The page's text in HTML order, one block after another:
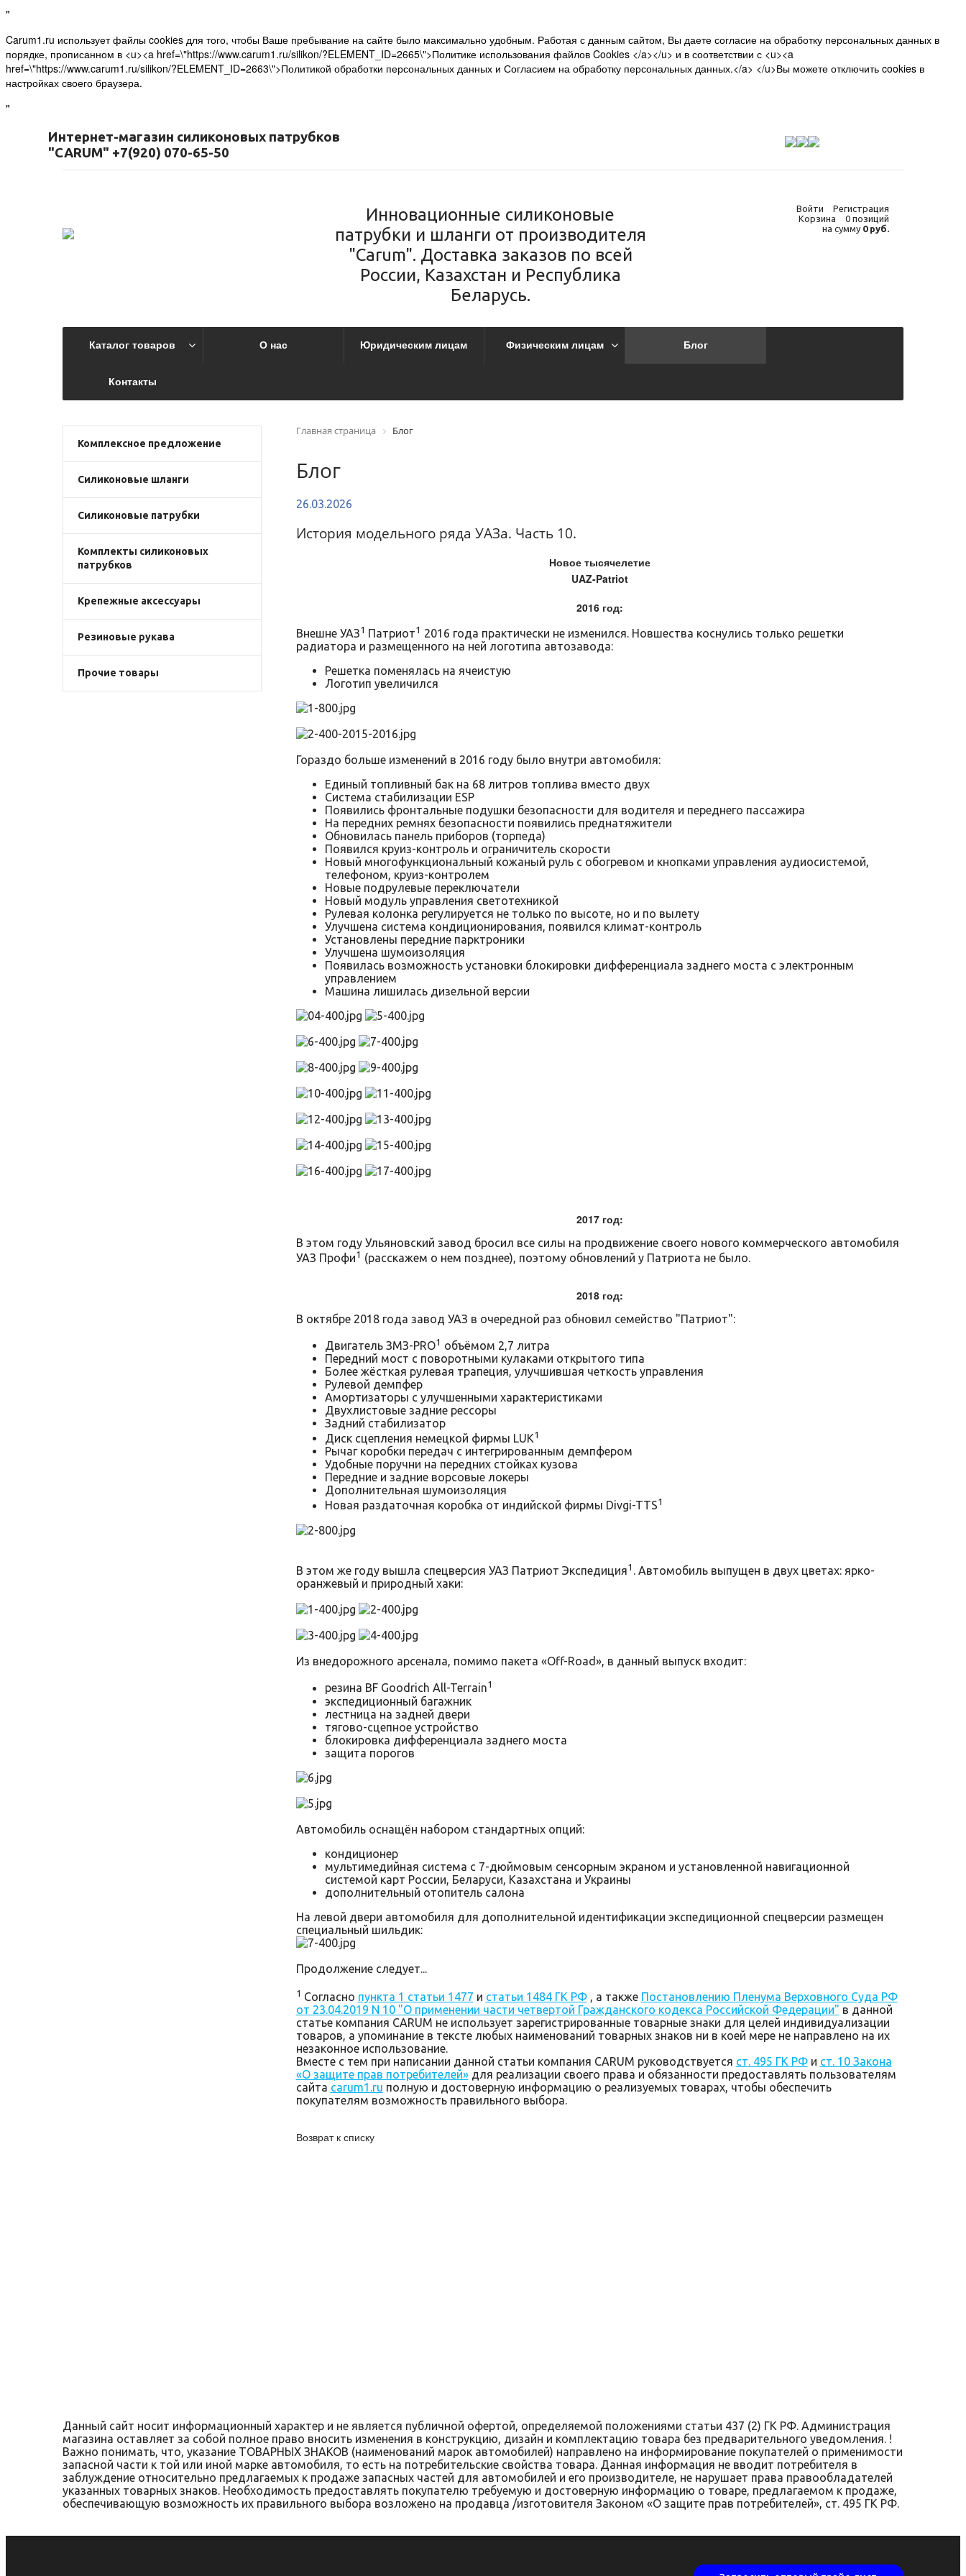
"
Carum1.ru использует файлы cookies для того, чтобы Ваше пребывание на сайте было максимально удобным. Работая с данным сайтом, Вы даете согласие на обработку персональных данных в
порядке, прописанном в <u><a href=\"https://www.carum1.ru/silikon/?ELEMENT_ID=2665\">Политике использования файлов Cookies </a></u> и в соответствии с <u><a
href=\"https://www.carum1.ru/silikon/?ELEMENT_ID=2663\">Политикой обработки персональных данных и Согласием на обработку персональных данных.</a> </u>Вы можете отключить cookies в
настройках своего браузера.
"
Интернет-магазин силиконовых патрубков
"CARUM" +7(920) 070-65-50
Инновационные силиконовые
патрубки и шланги от производителя
"Carum". Доставка заказов по всей
России, Казахстан и Республика
Беларусь.
Войти
Регистрация
Корзина
0 позиций
на сумму 0 руб.
Каталог товаров О нас Юридическим лицам Физическим лицам Блог
Контакты
Комплексное предложение
Силиконовые шланги
Силиконовые патрубки
Комплекты силиконовых
патрубков
Крепежные аксессуары
Резиновые рукава
Прочие товары
Главная страница Блог
Блог
26.03.2026
История модельного ряда УАЗа. Часть 10.
Новое тысячелетие
UAZ-Patriot
2016 год:
Внешне УАЗ1 Патриот1 2016 года практически не изменился. Новшества коснулись только решетки
радиатора и размещенного на ней логотипа автозавода:
Решетка поменялась на ячеистую
Логотип увеличился
Гораздо больше изменений в 2016 году было внутри автомобиля:
Единый топливный бак на 68 литров топлива вместо двух
Система стабилизации ESP
Появились фронтальные подушки безопасности для водителя и переднего пассажира
На передних ремнях безопасности появились преднатяжители
Обновилась панель приборов (торпеда)
Появился круиз-контроль и ограничитель скорости
Новый многофункциональный кожаный руль с обогревом и кнопками управления аудиосистемой,
телефоном, круиз-контролем
Новые подрулевые переключатели
Новый модуль управления светотехникой
Рулевая колонка регулируется не только по высоте, но и по вылету
Улучшена система кондиционирования, появился климат-контроль
Установлены передние парктроники
Улучшена шумоизоляция
Появилась возможность установки блокировки дифференциала заднего моста с электронным
управлением
Машина лишилась дизельной версии
2017 год:
В этом году Ульяновский завод бросил все силы на продвижение своего нового коммерческого автомобиля
УАЗ Профи1 (расскажем о нем позднее), поэтому обновлений у Патриота не было.
2018 год:
В октябре 2018 года завод УАЗ в очередной раз обновил семейство "Патриот":
Двигатель ЗМЗ-PRO1 объёмом 2,7 литра
Передний мост с поворотными кулаками открытого типа
Более жёсткая рулевая трапеция, улучшившая четкость управления
Рулевой демпфер
Амортизаторы с улучшенными характеристиками
Двухлистовые задние рессоры
Задний стабилизатор
Диск сцепления немецкой фирмы LUK1
Рычаг коробки передач с интегрированным демпфером
Удобные поручни на передних стойках кузова
Передние и задние ворсовые локеры
Дополнительная шумоизоляция
Новая раздаточная коробка от индийской фирмы Divgi-TTS1
В этом же году вышла спецверсия УАЗ Патриот Экспедиция1 . Автомобиль выпущен в двух цветах: ярко-
оранжевый и природный хаки:
Из внедорожного арсенала, помимо пакета «Off-Road», в данный выпуск входит:
резина BF Goodrich All-Terrain1
экспедиционный багажник
лестница на задней двери
тягово-сцепное устройство
блокировка дифференциала заднего моста
защита порогов
Автомобиль оснащён набором стандартных опций:
кондиционер
мультимедийная система с 7-дюймовым сенсорным экраном и установленной навигационной
системой карт России, Беларуси, Казахстана и Украины
дополнительный отопитель салона
На левой двери автомобиля для дополнительной идентификации экспедиционной спецверсии размещен
специальный шильдик:
Продолжение следует...
1 Согласно пункта 1 статьи 1477 и статьи 1484 ГК РФ, а также Постановлению Пленума Верховного Суда РФ
от 23.04.2019 N 10 "О применении части четвертой Гражданского кодекса Российской Федерации" в данной
статье компания CARUM не использует зарегистрированные товарные знаки для целей индивидуализации
товаров, а упоминание в тексте любых наименований товарных знаков ни в коей мере не направлено на их
незаконное использование.
Вместе с тем при написании данной статьи компания CARUM руководствуется ст. 495 ГК РФи ст. 10 Закона
«О защите прав потребителей»для реализации своего права и обязанности предоставлять пользователям
сайта carum1.ru полную и достоверную информацию о реализуемых товарах, чтобы обеспечить
покупателям возможность правильного выбора.
Возврат к списку
Данный сайт носит информационный характер и не является публичной офертой, определяемой положениями статьи 437 (2) ГК РФ. Администрация
магазина оставляет за собой полное право вносить изменения в конструкцию, дизайн и комплектацию товара без предварительного уведомления. !
Важно понимать, что, указание ТОВАРНЫХ ЗНАКОВ (наименований марок автомобилей) направлено на информирование покупателей о применимости
запасной части к той или иной марке автомобиля, то есть на потребительские свойства товара. Данная информация не вводит потребителя в
заблуждение относительно предлагаемых к продаже запасных частей для автомобилей и его производителе, не нарушает права правообладателей
указанных товарных знаков. Необходимость предоставлять покупателю требуемую и достоверную информацию о товаре, предлагаемом к продаже,
обеспечивающую возможность их правильного выбора возложено на продавца /изготовителя Законом «О защите прав потребителей», ст. 495 ГК РФ.